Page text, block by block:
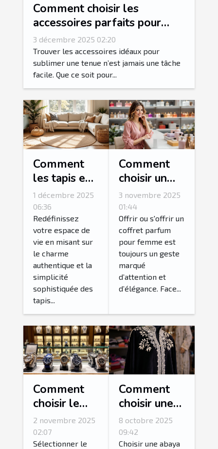
Comment choisir les
accessoires parfaits pour
votre style vestimentaire ?
3 décembre 2025 02:20
Trouver les accessoires idéaux pour
sublimer une tenue n’est jamais une tâche
facile. Que ce soit pour...
Comment
les tapis en
jute peuvent
transformer
votre
intérieur ?
1 décembre 2025
06:36
Redéfinissez
votre espace de
vie en misant sur
le charme
authentique et la
simplicité
sophistiquée des
tapis...
Comment
choisir un
coffret
parfum pour
femme idéal
?
3 novembre 2025
01:44
Offrir ou s'offrir un
coffret parfum
pour femme est
toujours un geste
marqué
d’attention et
d’élégance. Face...
Comment
choisir le
bracelet
idéal pour
2 novembre 2025
02:07
Sélectionner le
Comment
choisir une
abaya
adaptée à
8 octobre 2025
09:42
Choisir une abaya